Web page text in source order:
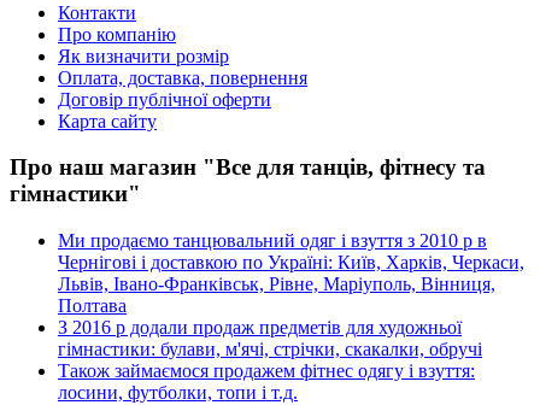
Контакти
Про компанію
Як визначити розмір
Оплата, доставка, повернення
Договір публічної оферти
Карта сайту
Про наш магазин "Все для танців, фітнесу та
гімнастики"
Ми продаємо танцювальний одяг і взуття з 2010 р в
Чернігові і доставкою по Україні: Київ, Харків, Черкаси,
Львів, Івано-Франківськ, Рівне, Маріуполь, Вінниця,
Полтава
З 2016 р додали продаж предметів для художньої
гімнастики: булави, м'ячі, стрічки, скакалки, обручі
Також займаємося продажем фітнес одягу і взуття:
лосини, футболки, топи і т.д.